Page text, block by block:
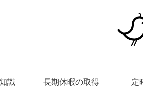
識 長期休暇の取得 定